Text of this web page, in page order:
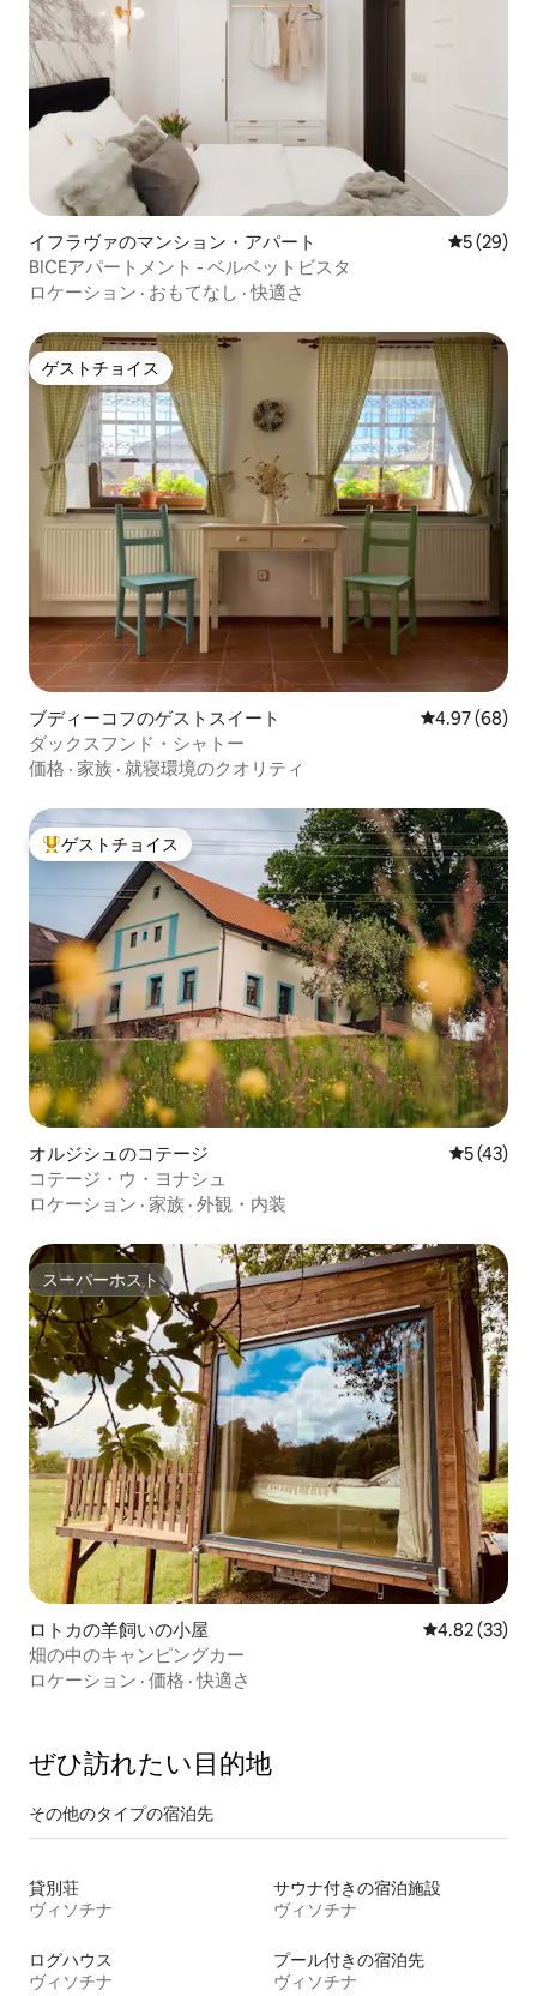
イフラヴァのマンション・アパート レビュー
5 (29)
BICEアパートメント - ベルベットビスタ
ロケーション · おもてなし ·快適さ
ゲストチョイス
ゲストチョイス
ブディーコフのゲストスイート レビュー68
4.97 (68)
ダックスフンド・シャトー
価格 · 家族 · 就寝環境のクオリティ
大好評のゲストチョイスです。
ゲストチョイス
オルジシュのコテージ レビュー
5 (43)
コテージ・ウ・ヨナシュ
ロケーション · 家族 · 外観・内装
スーパーホスト
スーパーホスト
ロトカの羊飼いの小屋 レビュー33
4.82 (33)
畑の中のキャンピングカー
ロケーション · 価格 ·快適さ
ぜひ訪⁠れ⁠た⁠い目⁠的⁠地
その他のタ⁠イ⁠プ⁠の宿⁠泊⁠先
貸別荘
ヴィソチナ
サウナ付きの宿泊施設
ヴィソチナ
ログハウス
ヴィソチナ
プール付きの宿泊先
ヴィソチナ